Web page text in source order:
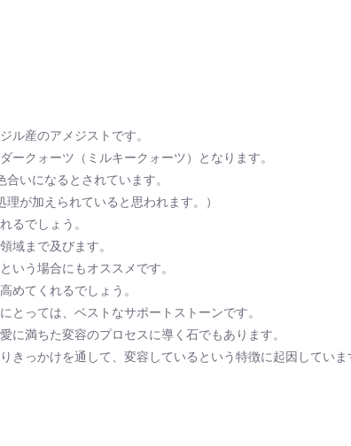
ル産のアメジストです。
ークォーツ（ミルキークォーツ）となります。
いになるとされています。
が加えられていると思われます。）
るでしょう。
域まで及びます。
いう場合にもオススメです。
めてくれるでしょう。
とっては、ベストなサポートストーンです。
に満ちた変容のプロセスに導く石でもあります。
きっかけを通して、変容しているという特徴に起因していま